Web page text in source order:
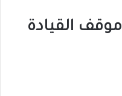
القيادة